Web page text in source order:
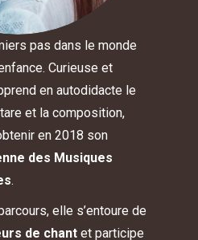
pas dans le monde
Curieuse et
en autodidacte le
et la composition,
en 2018 son
des Musiques
.
elle s’entoure de
de chantet participe